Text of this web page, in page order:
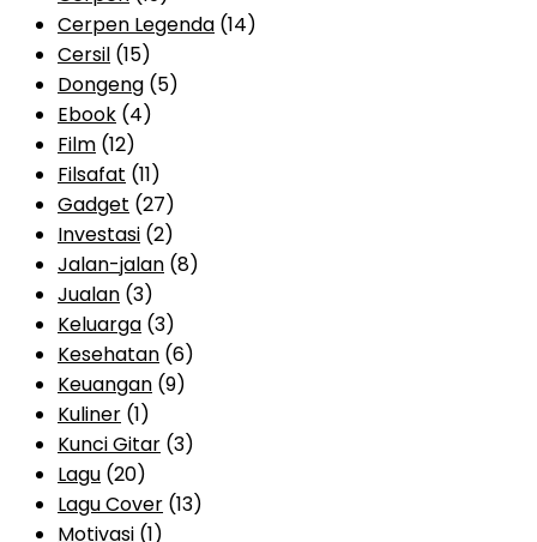
Cerpen Legenda (14)
Cersil (15)
Dongeng (5)
Ebook (4)
Film (12)
Filsafat (11)
Gadget (27)
Investasi (2)
Jalan-jalan (8)
Jualan (3)
Keluarga (3)
Kesehatan (6)
Keuangan (9)
Kuliner (1)
Kunci Gitar (3)
Lagu (20)
Lagu Cover (13)
Motivasi (1)